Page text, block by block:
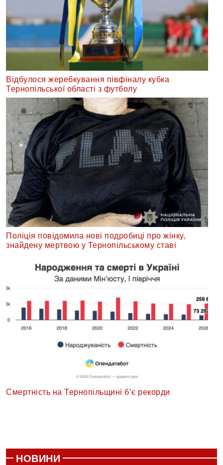
Відбулося жеребкування півфіналу кубка
Тернопільської області з футболу
Поліція повідомила нові подробиці про жінку,
знайдену мертвою у Тернопільському ставі
Смертність на Тернопільщині б’є рекорди
НОВИНИ